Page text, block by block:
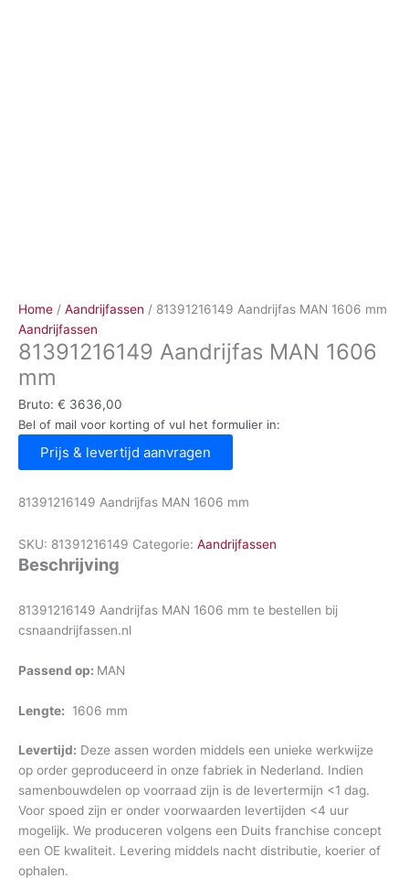
Home / Aandrijfassen / 81391216149 Aandrijfas MAN 1606 mm
Aandrijfassen
81391216149 Aandrijfas MAN 1606
mm
Bruto: € 3636,00
Bel of mail voor korting of vul het formulier in:
Prijs & levertijd aanvragen
81391216149 Aandrijfas MAN 1606 mm
SKU: 81391216149 Categorie: Aandrijfassen
Beschrijving
81391216149 Aandrijfas MAN 1606 mm te bestellen bij
csnaandrijfassen.nl
Passend op: MAN
Lengte: 1606 mm
Levertijd: Deze assen worden middels een unieke werkwijze
op order geproduceerd in onze fabriek in Nederland. Indien
samenbouwdelen op voorraad zijn is de levertermijn <1 dag.
Voor spoed zijn er onder voorwaarden levertijden <4 uur
mogelijk. We produceren volgens een Duits franchise concept
een OE kwaliteit. Levering middels nacht distributie, koerier of
ophalen.